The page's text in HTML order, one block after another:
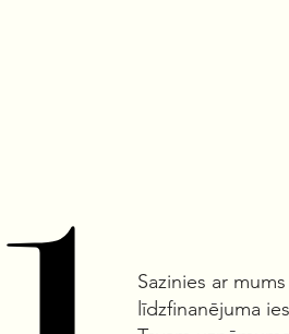
Sazinies ar
līdzfinanējuma